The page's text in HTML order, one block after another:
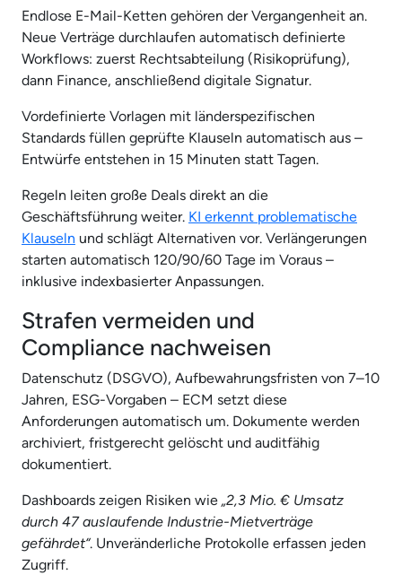
Endlose E-Mail-Ketten gehören der Vergangenheit an.
Neue Verträge durchlaufen automatisch definierte
Workflows: zuerst Rechtsabteilung (Risikoprüfung),
dann Finance, anschließend digitale Signatur.
Vordefinierte Vorlagen mit länderspezifischen
Standards füllen geprüfte Klauseln automatisch aus –
Entwürfe entstehen in 15 Minuten statt Tagen.
Regeln leiten große Deals direkt an die
Geschäftsführung weiter. KI erkennt problematische
Klauseln und schlägt Alternativen vor. Verlängerungen
starten automatisch 120/90/60 Tage im Voraus –
inklusive indexbasierter Anpassungen.
Strafen vermeiden und
Compliance nachweisen
Datenschutz (DSGVO), Aufbewahrungsfristen von 7–10
Jahren, ESG-Vorgaben – ECM setzt diese
Anforderungen automatisch um. Dokumente werden
archiviert, fristgerecht gelöscht und auditfähig
dokumentiert.
Dashboards zeigen Risiken wie „2,3 Mio. € Umsatz
durch 47 auslaufende Industrie-Mietverträge
gefährdet“. Unveränderliche Protokolle erfassen jeden
Zugriff.